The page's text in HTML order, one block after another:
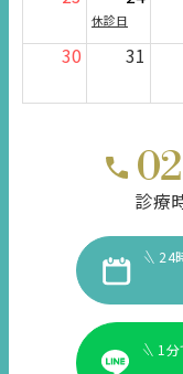
休診日
30 31
診療
24
1分